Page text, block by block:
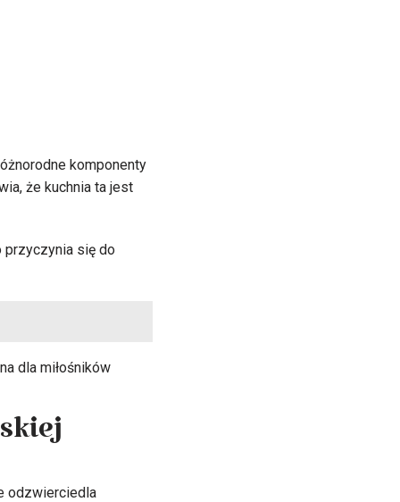
komponenty
że kuchnia ta jest
przyczynia się do
dla miłośników
odzwierciedla